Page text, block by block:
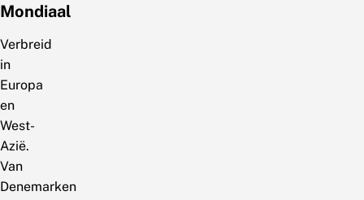
Mondiaal
Verbreid
in
Europa
en
West-
Azië.
Van
Denemarken